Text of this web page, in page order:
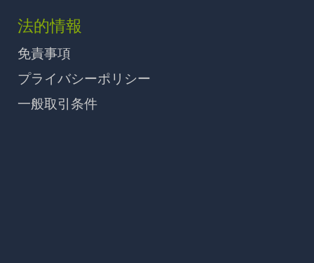
法的情報
免責事項
プライバシーポリシー
一般取引条件